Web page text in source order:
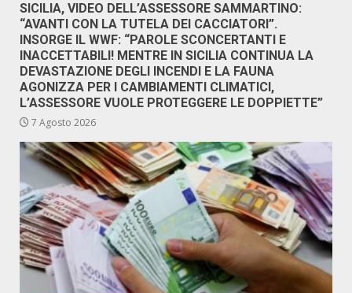
SICILIA, VIDEO DELL’ASSESSORE SAMMARTINO:
“AVANTI CON LA TUTELA DEI CACCIATORI”.
INSORGE IL WWF: “PAROLE SCONCERTANTI E
INACCETTABILI! MENTRE IN SICILIA CONTINUA LA
DEVASTAZIONE DEGLI INCENDI E LA FAUNA
AGONIZZA PER I CAMBIAMENTI CLIMATICI,
L’ASSESSORE VUOLE PROTEGGERE LE DOPPIETTE”
7 Agosto 2026